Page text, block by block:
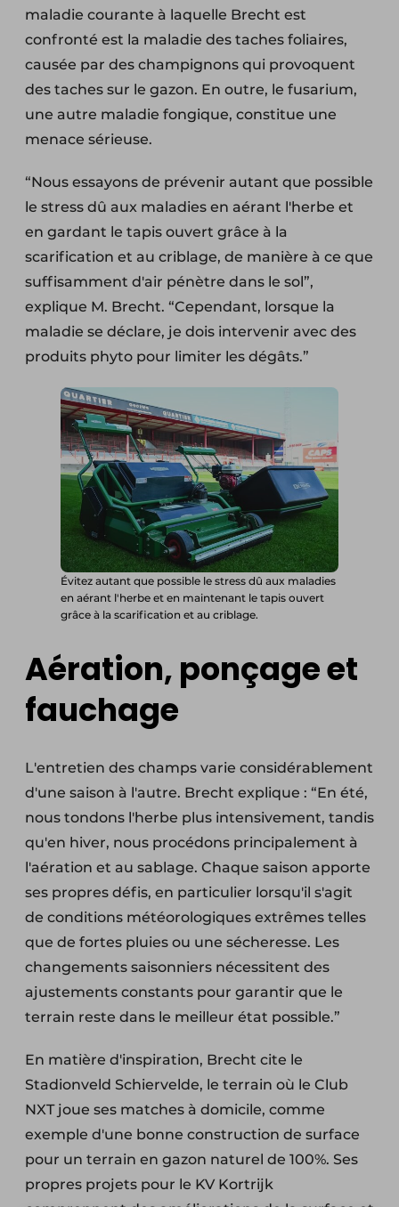
maladie courante à laquelle Brecht est
confronté est la maladie des taches foliaires,
causée par des champignons qui provoquent
des taches sur le gazon. En outre, le fusarium,
une autre maladie fongique, constitue une
menace sérieuse.
“Nous essayons de prévenir autant que possible
le stress dû aux maladies en aérant l'herbe et
en gardant le tapis ouvert grâce à la
scarification et au criblage, de manière à ce que
suffisamment d'air pénètre dans le sol”,
explique M. Brecht. “Cependant, lorsque la
maladie se déclare, je dois intervenir avec des
produits phyto pour limiter les dégâts.”
Évitez autant que possible le stress dû aux maladies
en aérant l'herbe et en maintenant le tapis ouvert
grâce à la scarification et au criblage.
Aération, ponçage et
fauchage
L'entretien des champs varie considérablement
d'une saison à l'autre. Brecht explique : “En été,
nous tondons l'herbe plus intensivement, tandis
qu'en hiver, nous procédons principalement à
l'aération et au sablage. Chaque saison apporte
ses propres défis, en particulier lorsqu'il s'agit
de conditions météorologiques extrêmes telles
que de fortes pluies ou une sécheresse. Les
changements saisonniers nécessitent des
ajustements constants pour garantir que le
terrain reste dans le meilleur état possible.”
En matière d'inspiration, Brecht cite le
Stadionveld Schiervelde, le terrain où le Club
NXT joue ses matches à domicile, comme
exemple d'une bonne construction de surface
pour un terrain en gazon naturel de 100%. Ses
propres projets pour le KV Kortrijk